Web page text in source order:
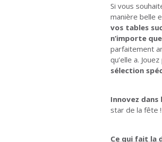
Si vous
manière belle
vos tables
n’importe
parfaitement
qu’elle a.
sélection
Innovez
star de la fête !
Ce qui fait la